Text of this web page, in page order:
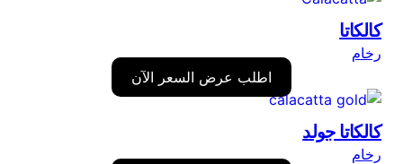
كالكاتا
رخام
اطلب عرض السعر الآن
كالكاتا جولد
رخام